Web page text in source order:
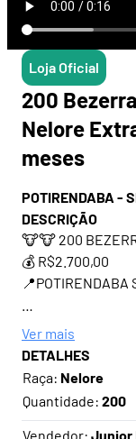
Loja Oficial
200
Nelore
meses
POTIRENDABA -
DESCRIÇÃO
🐮🐮 200
💰 R$2.700,00
📍POTIRENDABA
⚠️ COMISSÃO DO
NEGOCIAÇÃO
Ver mais
DETALHES
Raça: Nelore
Quantidade: 200
Vendedor: Junior